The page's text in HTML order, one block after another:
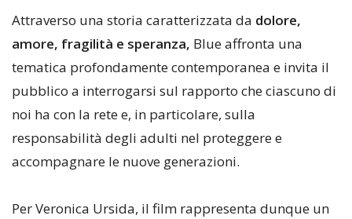
Attraverso una storia caratterizzata da dolore,
amore, fragilità e speranza, Blue affronta una
tematica profondamente contemporanea e invita il
pubblico a interrogarsi sul rapporto che ciascuno di
noi ha con la rete e, in particolare, sulla
responsabilità degli adulti nel proteggere e
accompagnare le nuove generazioni.
Per Veronica Ursida, il film rappresenta dunque un